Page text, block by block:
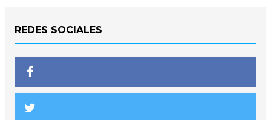
REDES SOCIALES